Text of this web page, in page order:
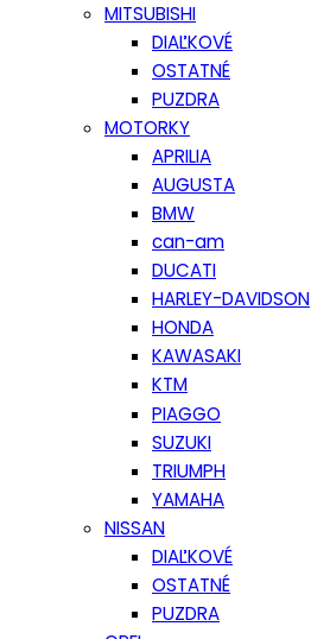
MITSUBISHI
DIAĽKOVÉ
OSTATNÉ
PUZDRA
MOTORKY
APRILIA
AUGUSTA
BMW
can-am
DUCATI
HARLEY-DAVIDSON
HONDA
KAWASAKI
KTM
PIAGGO
SUZUKI
TRIUMPH
YAMAHA
NISSAN
DIAĽKOVÉ
OSTATNÉ
PUZDRA